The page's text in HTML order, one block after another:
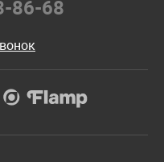
86-68